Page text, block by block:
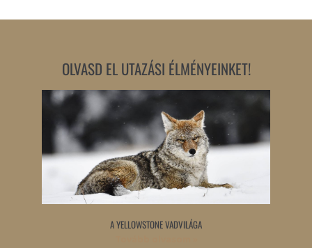
OLVASD EL UTAZÁSI ÉLMÉNYEINKET!
A YELLOWSTONE VADVILÁGA